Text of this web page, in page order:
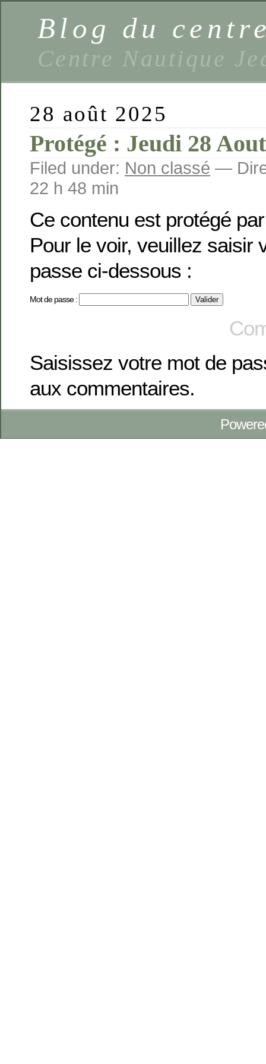
Blog du
Centre Nautique
28 août 2025
Protégé : Jeudi 28 Aout
Filed under: Non classé —
22 h 48 min
Ce contenu est protégé
Pour le voir, veuillez saisir
passe ci-dessous :
Mot de passe :
Saisissez votre mot de
aux commentaires.